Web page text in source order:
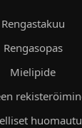
Rengastakuu
Rengasopas
Mielipide